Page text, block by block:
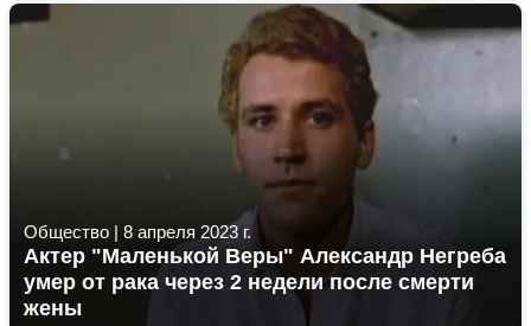
Общество | 8 апреля 2023 г.
Актер "Маленькой Веры" Александр Негреба
умер от рака через 2 недели после смерти
жены